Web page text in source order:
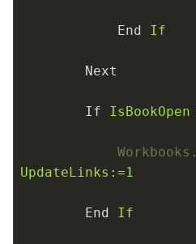
End If
Next
If
UpdateLinks:=1
End If